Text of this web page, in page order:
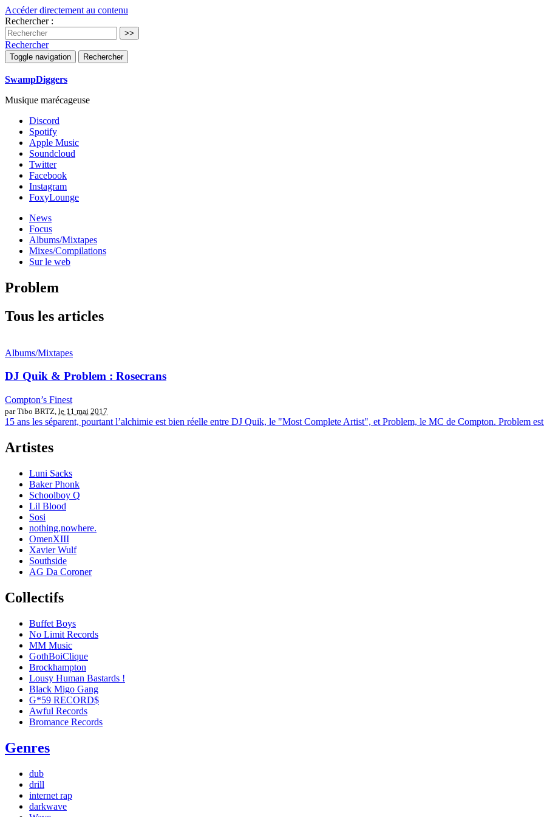
Accéder directement au contenu
Rechercher :
Rechercher
Toggle navigation Rechercher
SwampDiggers
Musique marécageuse
Discord
Spotify
Apple Music
Soundcloud
Twitter
Facebook
Instagram
FoxyLounge
News
Focus
Albums/Mixtapes
Mixes/Compilations
Sur le web
Problem
Tous les articles
Albums/Mixtapes
DJ Quik & Problem : Rosecrans
Compton’s Finest
par Tibo BRTZ, le 11 mai 2017
15 ans les séparent, pourtant l’alchimie est bien réelle entre DJ Quik, le "Most Complete Artist", et Problem, le MC de Compton. Problem
Artistes
Luni Sacks
Baker Phonk
Schoolboy Q
Lil Blood
Sosi
nothing,nowhere.
OmenXIII
Xavier Wulf
Southside
AG Da Coroner
Collectifs
Buffet Boys
No Limit Records
MM Music
GothBoiClique
Brockhampton
Lousy Human Bastards !
Black Migo Gang
G*59 RECORD$
Awful Records
Bromance Records
Genres
dub
drill
internet rap
darkwave